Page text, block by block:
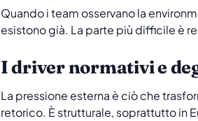
Quando i team osservano la
esistono già. La parte più difficile è
I driver normativi e
La pressione esterna è ciò che
retorico. È strutturale, soprattutto in